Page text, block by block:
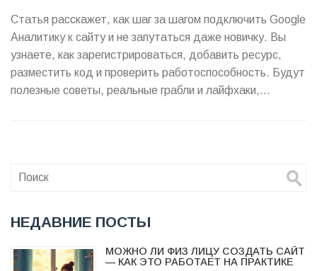
Статья расскажет, как шаг за шагом подключить Google
Аналитику к сайту и не запутаться даже новичку. Вы
узнаете, как зарегистрироваться, добавить ресурс,
разместить код и проверить работоспособность. Будут
полезные советы, реальные грабли и лайфхаки,
НЕДАВНИЕ ПОСТЫ
МОЖНО ЛИ ФИЗ ЛИЦУ СОЗДАТЬ САЙТ
— КАК ЭТО РАБОТАЕТ НА ПРАКТИКЕ